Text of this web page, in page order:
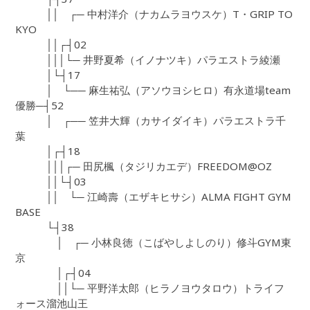
││ ┌─ 中村洋介（ナカムラヨウスケ）T・GRIP TO
KYO
││┌┤02
│││└─ 井野夏希（イノナツキ）パラエストラ綾瀬
│└┤17
│ └── 麻生祐弘（アソウヨシヒロ）有永道場team
優勝─┤52
│ ┌── 笠井大輝（カサイダイキ）パラエストラ千
葉
│┌┤18
│││┌─ 田尻楓（タジリカエデ）FREEDOM@OZ
││└┤03
││ └─ 江崎壽（エザキヒサシ）ALMA FIGHT GYM
BASE
└┤38
│ ┌─ 小林良徳（こばやしよしのり）修斗GYM東
京
│┌┤04
││└─ 平野洋太郎（ヒラノヨウタロウ）トライフ
ォース溜池山王